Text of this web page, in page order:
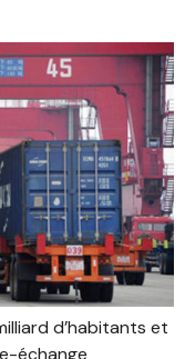
d’habitants et